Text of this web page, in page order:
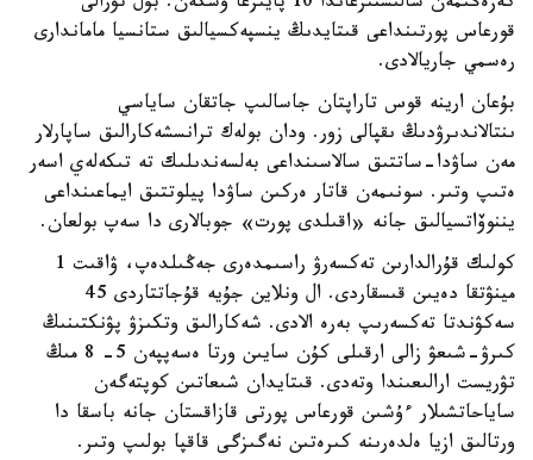
قورعاس پورتىنداعى قىتايدىڭ ينسپەكسيالىق ستانسيا ماماندارى
رەسمي جاريالادى.
بۇعان ارينە قوس تاراپتان جاسالىپ جاتقان ساياسي
ىنتالاندىرۋدىڭ ىقپالى زور. ودان بولەك ترانسشەكارالىق ساپارلار
مەن ساۋدا-ساتتىق سالاسىنداعى بەلسەندىلىك تە تىكەلەي اسەر
ەتىپ وتىر. سونىمەن قاتار ەركىن ساۋدا پيلوتتىق ايماعىنداعى
يننوۆاتسيالىق جانە «اقىلدى پورت» جوبالارى دا سەپ بولعان.
كولىك قۇرالدارىن تەكسەرۋ راسىمدەرى جەڭىلدەپ، ۋاقىت 1
مينۋتقا دەيىن قىسقاردى. ال ونلاين جۇيە قۇجاتتاردى 45
سەكۋندتا تەكسەرىپ بەرە الادى. شەكارالىق وتكىزۋ پۋنكتىنىڭ
كىرۋ-شىعۋ زالى ارقىلى كۇن سايىن ورتا ەسەپپەن 5- 8 مىڭ
تۋريست ارالىعىندا وتەدى. قىتايدان شىعاتىن كوپتەگەن
ساياحاتشىلار ءۇشىن قورعاس پورتى قازاقستان جانە باسقا دا
ورتالىق ازيا ەلدەرىنە كىرەتىن نەگىزگى قاقپا بولىپ وتىر.